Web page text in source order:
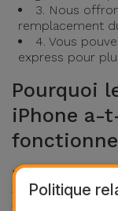
3. Nous
remplacement
4. Vous
express pour
Pourquoi
iPhone a-
Le Touch ID
saleté sur le
Politique